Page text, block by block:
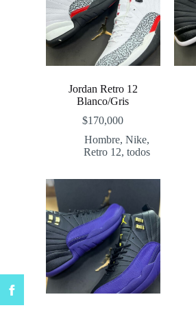
Jordan Retro 12
Blanco/Gris
$170,000
Hombre, Nike,
Retro 12, todos